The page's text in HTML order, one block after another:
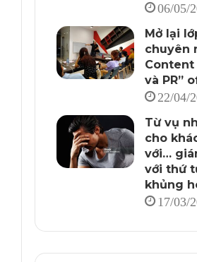
06/05/
Mở lại
chuyên
và PR”
22/04/
Từ vụ
cho
với…
với thứ
khủng
17/03/